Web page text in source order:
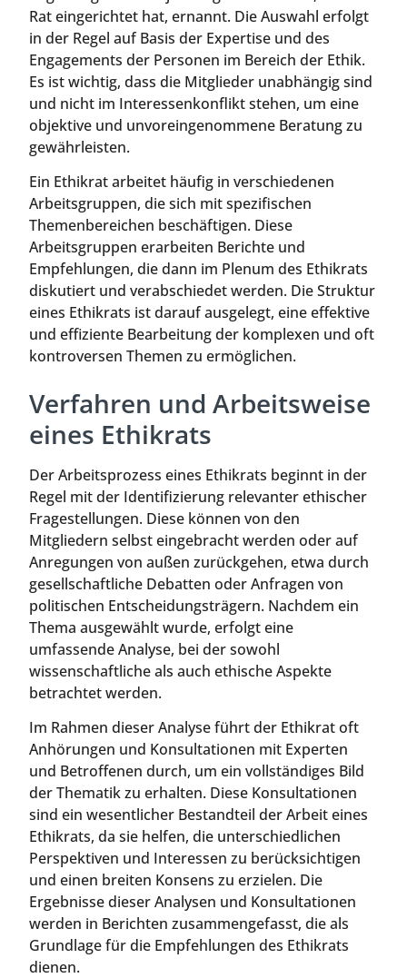
Rat eingerichtet hat, ernannt. Die Auswahl erfolgt
in der Regel auf Basis der Expertise und des
Engagements der Personen im Bereich der Ethik.
Es ist wichtig, dass die Mitglieder unabhängig sind
und nicht im Interessenkonflikt stehen, um eine
objektive und unvoreingenommene Beratung zu
gewährleisten.
Ein Ethikrat arbeitet häufig in verschiedenen
Arbeitsgruppen, die sich mit spezifischen
Themenbereichen beschäftigen. Diese
Arbeitsgruppen erarbeiten Berichte und
Empfehlungen, die dann im Plenum des Ethikrats
diskutiert und verabschiedet werden. Die Struktur
eines Ethikrats ist darauf ausgelegt, eine effektive
und effiziente Bearbeitung der komplexen und oft
kontroversen Themen zu ermöglichen.
Verfahren und Arbeitsweise
eines Ethikrats
Der Arbeitsprozess eines Ethikrats beginnt in der
Regel mit der Identifizierung relevanter ethischer
Fragestellungen. Diese können von den
Mitgliedern selbst eingebracht werden oder auf
Anregungen von außen zurückgehen, etwa durch
gesellschaftliche Debatten oder Anfragen von
politischen Entscheidungsträgern. Nachdem ein
Thema ausgewählt wurde, erfolgt eine
umfassende Analyse, bei der sowohl
wissenschaftliche als auch ethische Aspekte
betrachtet werden.
Im Rahmen dieser Analyse führt der Ethikrat oft
Anhörungen und Konsultationen mit Experten
und Betroffenen durch, um ein vollständiges Bild
der Thematik zu erhalten. Diese Konsultationen
sind ein wesentlicher Bestandteil der Arbeit eines
Ethikrats, da sie helfen, die unterschiedlichen
Perspektiven und Interessen zu berücksichtigen
und einen breiten Konsens zu erzielen. Die
Ergebnisse dieser Analysen und Konsultationen
werden in Berichten zusammengefasst, die als
Grundlage für die Empfehlungen des Ethikrats
dienen.